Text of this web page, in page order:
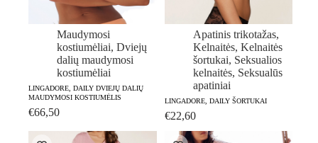
Maudymosi
kostiumėliai, Dviejų
dalių maudymosi
kostiumėliai
LINGADORE, DAILY DVIEJŲ DALIŲ
MAUDYMOSI KOSTIUMĖLIS
€66,50
Apatinis trikotažas,
Kelnaitės, Kelnaitės
šortukai, Seksualios
kelnaitės, Seksualūs
apatiniai
LINGADORE, DAILY ŠORTUKAI
€22,60